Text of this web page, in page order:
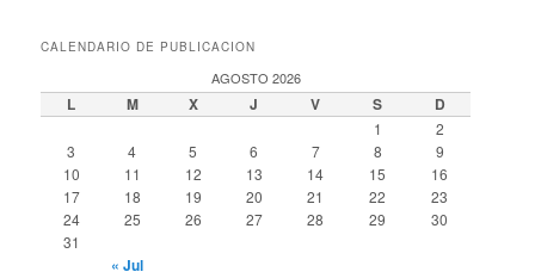
CALENDARIO DE PUBLICACION
AGOSTO 2026
L M X J V S D
1
2
3
4 5 6 7 8
9
10
11 12 13 14 15
16
17
18 19 20 21 22
23
24
25 26 27 28 29
30
31
« Jul